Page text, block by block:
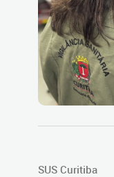
SUS Curitiba